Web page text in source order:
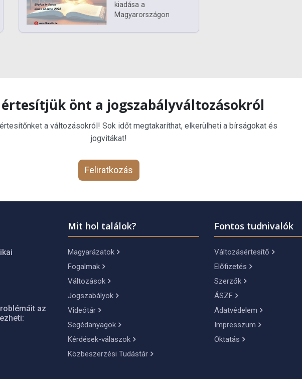
kiadása a
Magyarországon
értesítjük önt a jogszabályváltozásokról
értesítőnket a változásokról! Sok időt megtakaríthat, elkerülheti a bírságokat és
jogvitákat!
Feliratkozás
az
Mit hol találok?
Magyarázatok
Fogalmak
Változások
Jogszabályok
Videótár
Segédanyagok
Kérdések-válaszok
Közbeszerzési Tudástár
Fontos tudnivalók
Változásértesítő
Előfizetés
Szerzők
ÁSZF
Adatvédelem
Impresszum
Oktatás